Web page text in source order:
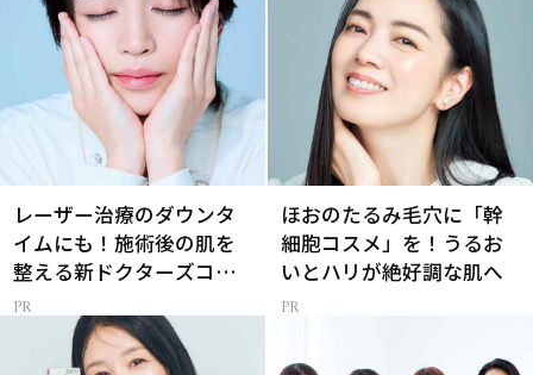
レーザー治療のダウンタ
イムにも！施術後の肌を
整える新ドクターズコス
メ
ほおのたるみ毛穴に「幹
細胞コスメ」を！うるお
いとハリが絶好調な肌へ